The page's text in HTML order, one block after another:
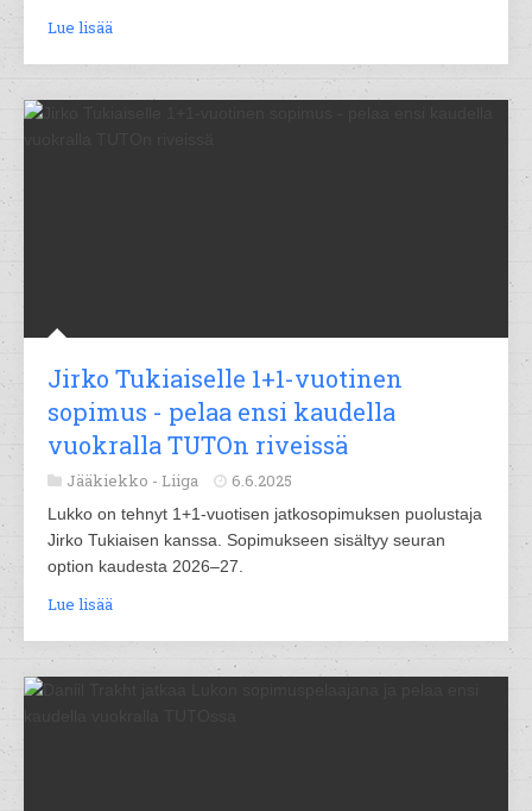
Lue lisää
Jirko Tukiaiselle 1+1-vuotinen
sopimus - pelaa ensi kaudella
vuokralla TUTOn riveissä
Jääkiekko - Liiga 6.6.2025
Lukko on tehnyt 1+1-vuotisen jatkosopimuksen puolustaja
Jirko Tukiaisen kanssa. Sopimukseen sisältyy seuran
option kaudesta 2026–27.
Lue lisää